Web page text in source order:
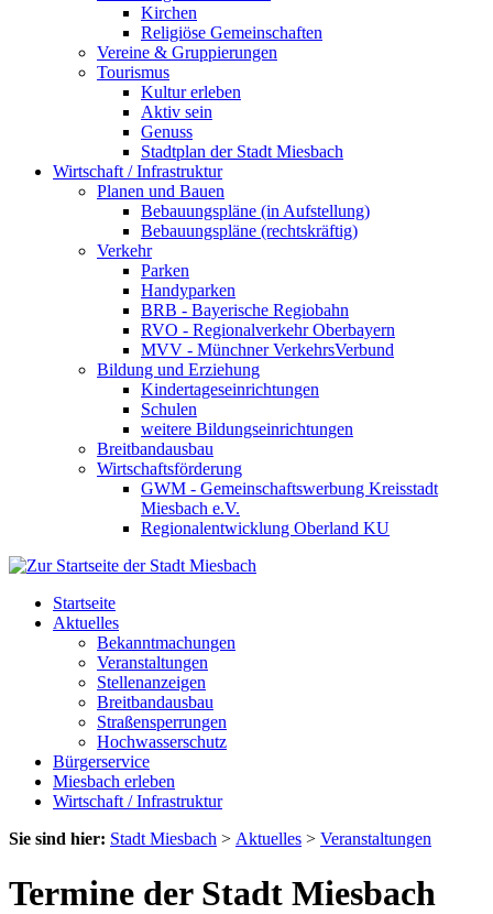
Kirchen
Religiöse Gemeinschaften
Vereine & Gruppierungen
Tourismus
Kultur erleben
Aktiv sein
Genuss
Stadtplan der Stadt Miesbach
Wirtschaft / Infrastruktur
Planen und Bauen
Bebauungspläne (in Aufstellung)
Bebauungspläne (rechtskräftig)
Verkehr
Parken
Handyparken
BRB - Bayerische Regiobahn
RVO - Regionalverkehr Oberbayern
MVV - Münchner VerkehrsVerbund
Bildung und Erziehung
Kindertageseinrichtungen
Schulen
weitere Bildungseinrichtungen
Breitbandausbau
Wirtschaftsförderung
GWM - Gemeinschaftswerbung Kreisstadt
Miesbach e.V.
Regionalentwicklung Oberland KU
Startseite
Aktuelles
Bekanntmachungen
Veranstaltungen
Stellenanzeigen
Breitbandausbau
Straßensperrungen
Hochwasserschutz
Bürgerservice
Miesbach erleben
Wirtschaft / Infrastruktur
Sie sind hier: Stadt Miesbach > Aktuelles > Veranstaltungen
Termine der Stadt Miesbach